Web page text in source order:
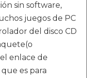
sin software,
juegos de PC
del disco CD
enlace de
es para